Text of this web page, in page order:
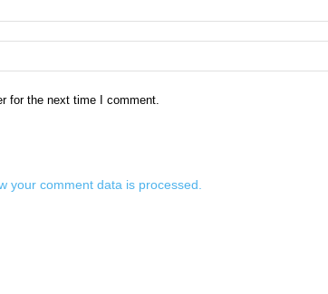
for the next time I comment.
your comment data is processed.